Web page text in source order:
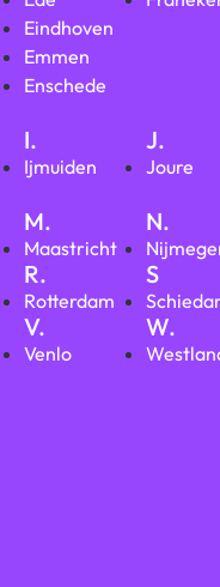
Eindhoven
Emmen
Enschede
I.
Ijmuiden
J.
Joure
M.
Maastricht
N.
R.
Rotterdam
S
V.
Venlo
W.